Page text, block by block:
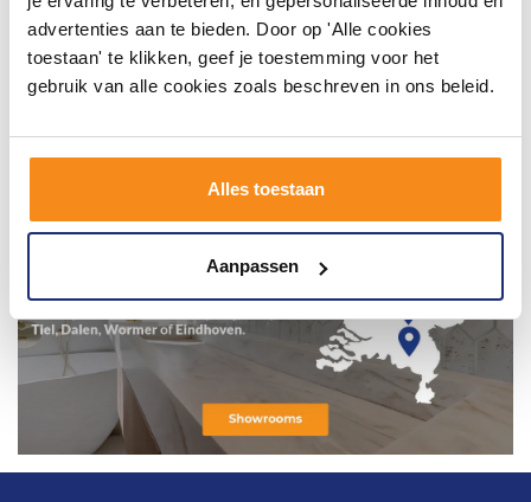
advertenties aan te bieden. Door op 'Alle cookies
toestaan' te klikken, geef je toestemming voor het
gebruik van alle cookies zoals beschreven in ons beleid.
Alles toestaan
Aanpassen